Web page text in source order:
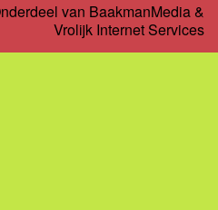
van BaakmanMedia&
Vrolijk Internet Services